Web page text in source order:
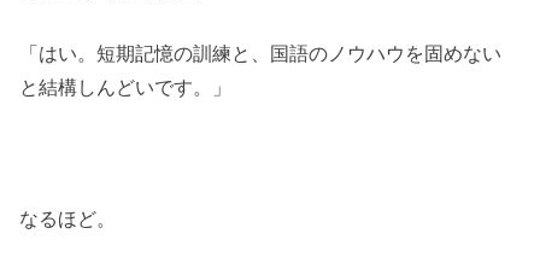
「はい。短期記憶の訓練と、国語のノウハウを固めない
と結構しんどいです。」
なるほど。